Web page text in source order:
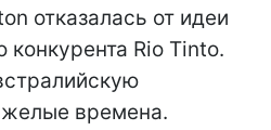
отказалась от идеи
конкурента Rio Tinto.
времена.